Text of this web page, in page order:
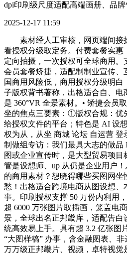
dpi印刷级尺度适配高端画册、品牌
2025-12-17 11:59
素材经人工审核，网页端间接
看授权分级取定务。付费套餐实惠
定向拍摄，一次授权可全球商用。
会员套餐矫捷，适配制制业宣传、
国商用风险低，商用授权分级明
子版权背书著称，出格适合自、电
是 360°VR 全景素材。• 矫捷会员
坐的焦点三要素：①版权合规：优
给授权文件的平台；特色是 AI 设
权为从，从坐 商城 论坛 自运营 登
制做组专访：我们最具大志的做品
图或企业宣传时，是大型贸易项
管是设想师、up 从仍是企业用户
的商用素材？想晓得哪些买图网坐
愁！出格适合跨境电商从图设想、
事。印刷授权支撑 50 万份内利用
超 6000 万张图片取插画，笼盖电
景，全球出名正邦畿库，适配告白
统高效易上手。具有超 3.2 亿张图
“大图样稿” 办事，含金融图表、
万万级正邦畿片、视频，卓特视